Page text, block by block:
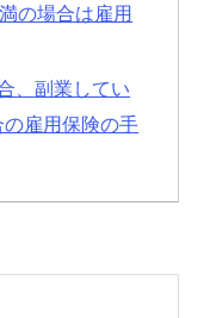
の場合は雇用
、副業してい
雇用保険の手